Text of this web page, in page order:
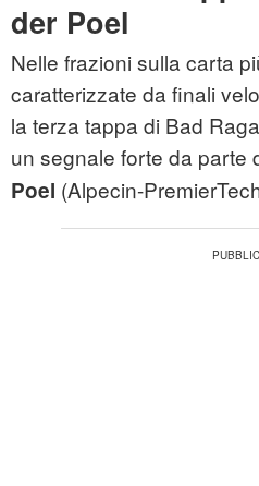
der Poel
Nelle frazioni sulla carta
caratterizzate da finali
la terza tappa di Bad
un segnale forte da parte
Poel (Alpecin-